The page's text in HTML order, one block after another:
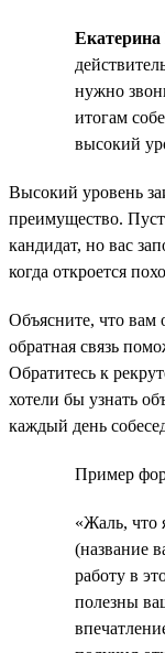
нужно
итогам
высокий
Высокий уровень
преимущество.
кандидат, но вас
когда откроется
Объясните, что вам
обратная связь
Обратитесь к
хотели бы узнать
каждый день
Пример
«Жаль, что
(название
работу в
полезны